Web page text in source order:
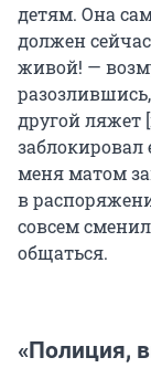
детям. Она
должен
живой! —
другой ляжет
заблокировал
меня матом
в
совсем
общаться.
«Полиция,